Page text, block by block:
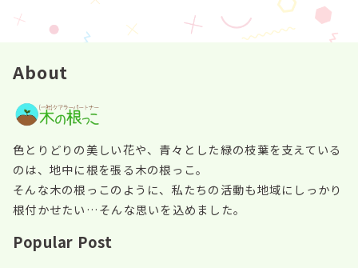
About
色とりどりの美しい花や、青々とした緑の枝葉を支えている
のは、地中に根を張る木の根っこ。
そんな木の根っこのように、私たちの活動も地域にしっかり
根付かせたい…そんな思いを込めました。
Popular Post